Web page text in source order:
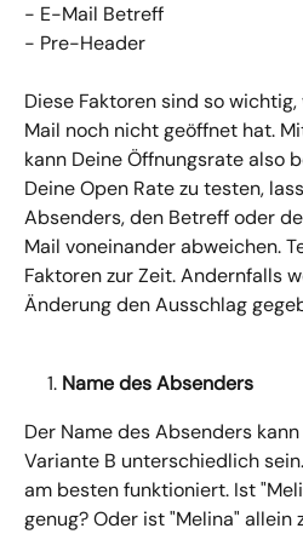
- E-Mail Betreff
- Pre-Header
Diese Faktoren sind so
Mail noch nicht geöffnet hat.
kann Deine Öffnungsrate also
Deine Open Rate zu testen,
Absenders, den Betreff oder
Mail voneinander abweichen.
Faktoren zur Zeit. Andernfalls
Änderung den Ausschlag
Name des Absenders
Der Name des Absenders
Variante B unterschiedlich
am besten funktioniert. Ist
genug? Oder ist "Melina" allein